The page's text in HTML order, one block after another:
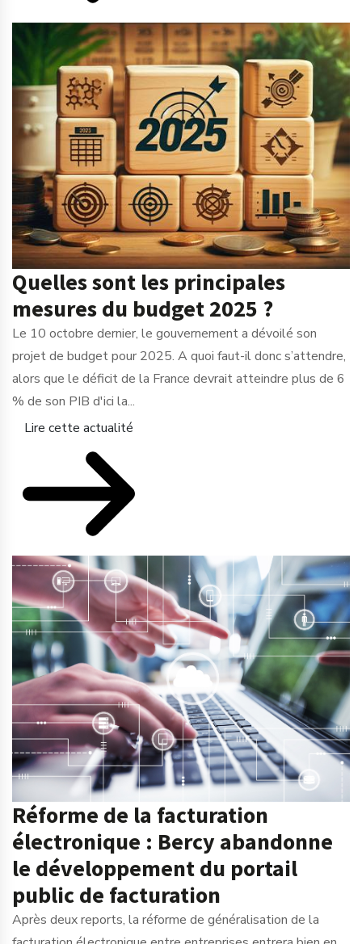
Quelles sont les principales
mesures du budget 2025 ?
Le 10 octobre dernier, le gouvernement a dévoilé son
projet de budget pour 2025. A quoi faut-il donc s’attendre,
alors que le déficit de la France devrait atteindre plus de 6
% de son PIB d'ici la...
Lire cette actualité
Réforme de la facturation
électronique : Bercy abandonne
le développement du portail
public de facturation
Après deux reports, la réforme de généralisation de la